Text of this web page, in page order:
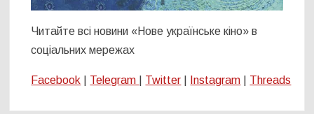
Читайте всі новини «Нове українське кіно» в
соціальних мережах
Facebook Telegram Twitter Instagram Threads